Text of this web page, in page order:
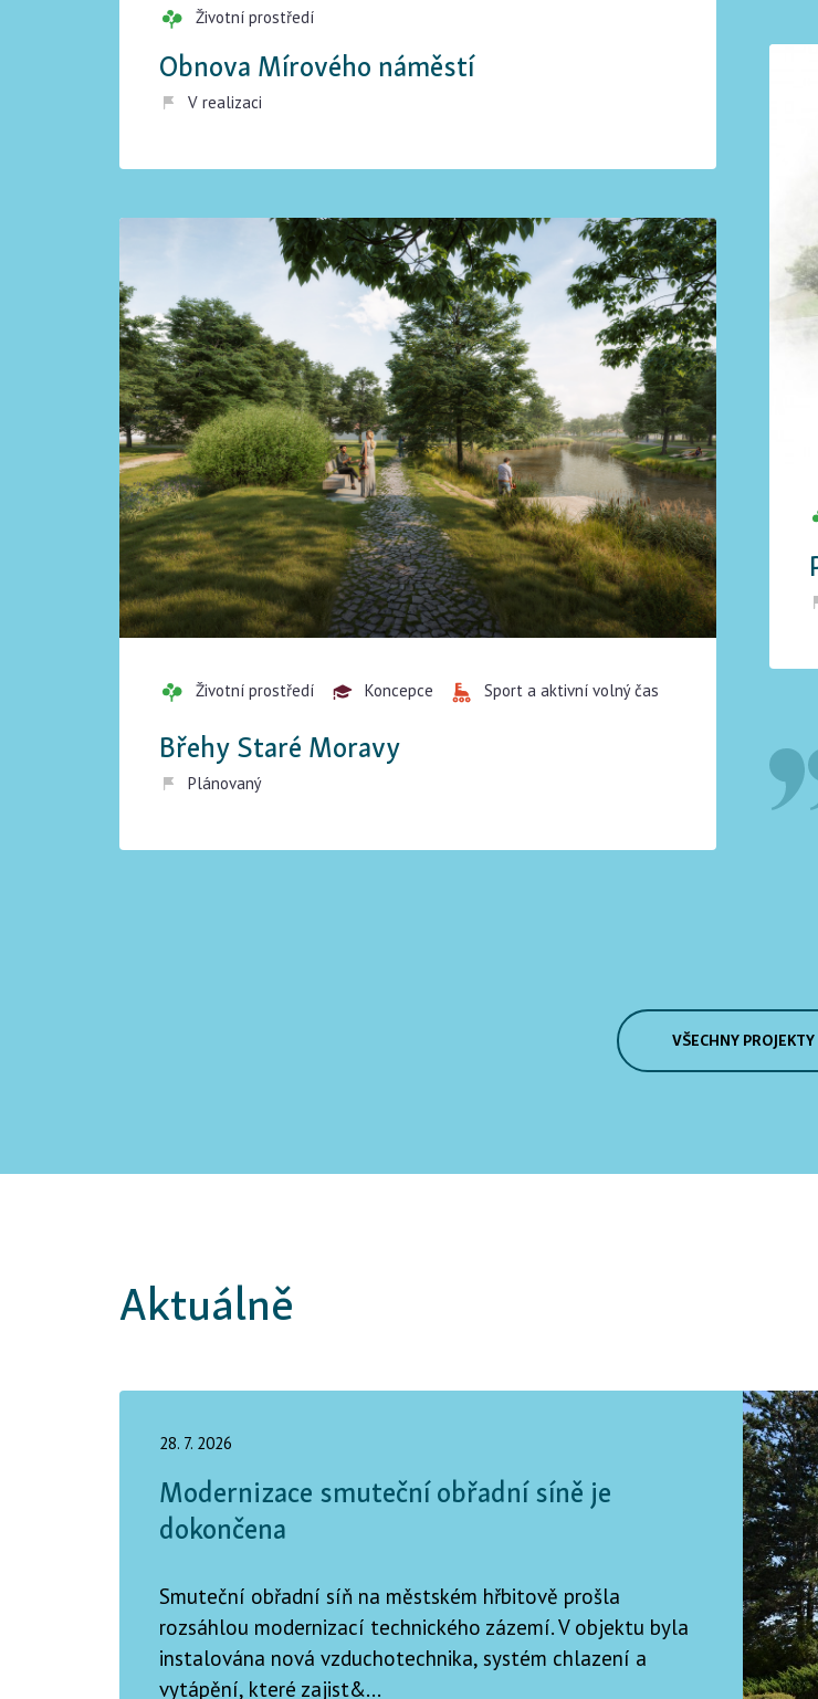
Životní prostředí
Obnova Mírového náměstí
V realizaci
Životní prostředí Koncepce Sport a aktivní volný čas
Břehy Staré Moravy
Plánovaný
VŠECHNY PROJEKTY
Aktuálně
28. 7. 2026
Modernizace smuteční obřadní síně je
dokončena
Smuteční obřadní síň na městském hřbitově prošla
rozsáhlou modernizací technického zázemí. V objektu byla
instalována nová vzduchotechnika, systém chlazení a
vytápění, které zajist&...